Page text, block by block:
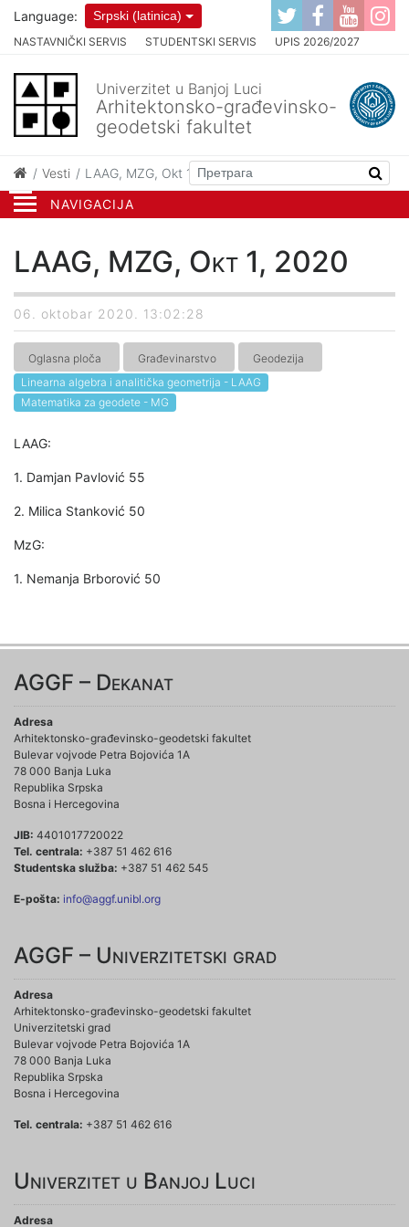
NAVIGACIJA
NASTAVNIČKI SERVIS STUDENTSKI SERVIS UPIS 2026/2027
Language: Srpski (latinica)
Univerzitet u Banjoj Luci
Arhitektonsko-građevinsko-
geodetski fakultet
Vesti LAAG, MZG, Okt 1, 2020
LAAG, MZG, Okt 1, 2020
06. oktobar 2020. 13:02:28
Oglasna ploča Građevinarstvo
Geodezija
Linearna algebra i analitička geometrija - LAAG
Matematika za geodete - MG
LAAG:
1. Damjan Pavlović 55
2. Milica Stanković 50
MzG:
1. Nemanja Brborović 50
AGGF – Dekanat
Adresa
Arhitektonsko-građevinsko-geodetski fakultet
Bulevar vojvode Petra Bojovića 1A
78 000 Banja Luka
Republika Srpska
Bosna i Hercegovina
JIB: 4401017720022
Tel. centrala: +387 51 462 616
Studentska služba: +387 51 462 545
E-pošta: info@aggf.unibl.org
AGGF – Univerzitetski grad
Adresa
Arhitektonsko-građevinsko-geodetski fakultet
Univerzitetski grad
Bulevar vojvode Petra Bojovića 1A
78 000 Banja Luka
Republika Srpska
Bosna i Hercegovina
Tel. centrala: +387 51 462 616
Univerzitet u Banjoj Luci
Adresa